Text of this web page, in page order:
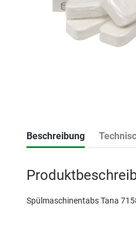
Beschreibung
Spülmaschinentabs Tana